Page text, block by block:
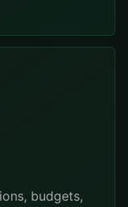
budgets,